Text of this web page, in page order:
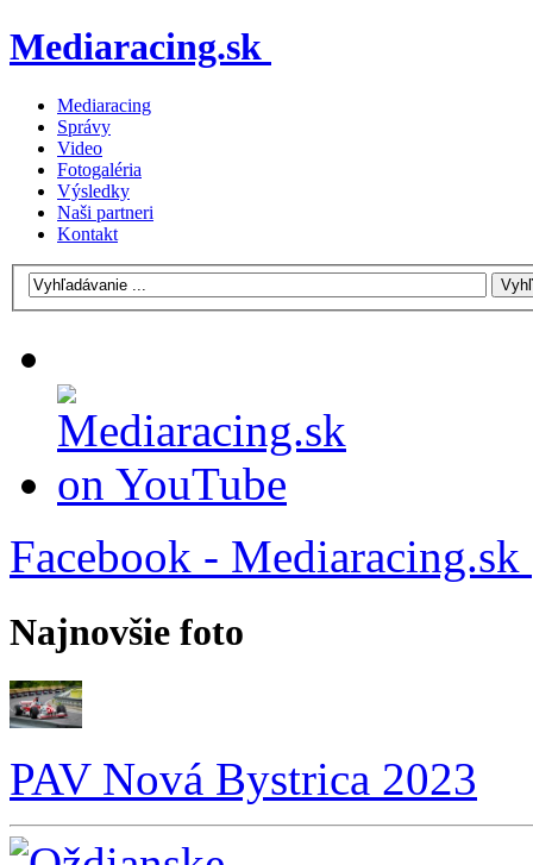
Mediaracing.sk
Mediaracing
Správy
Video
Fotogaléria
Výsledky
Naši partneri
Kontakt
Facebook - Mediaracing.sk
Najnovšie foto
PAV Nová Bystrica 2023